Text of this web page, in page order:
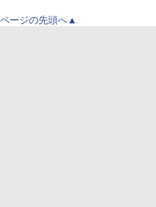
ページの先頭へ▲